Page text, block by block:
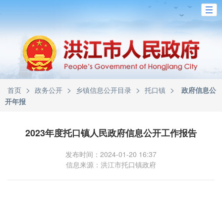
首页 > 政务公开 > 乡镇信息公开目录 > 托口镇 >
政府信息公
开年报
2023年度托口镇人民政府信息公开工作报告
发布时间：2024-01-20 16:37
信息来源：洪江市托口镇政府